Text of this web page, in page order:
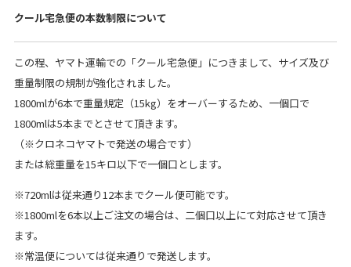
クール宅急便の本数制限について
この程、ヤマト運輸での「クール宅急便」につきまして、サイズ及び
重量制限の規制が強化されました。
1800mlが6本で重量規定（15kg）をオーバーするため、一個口で
1800mlは5本までとさせて頂きます。
（※クロネコヤマトで発送の場合です）
または総重量を15キロ以下で一個口とします。
※720mlは従来通り12本までクール便可能です。
※1800mlを6本以上ご注文の場合は、二個口以上にて対応させて頂き
ます。
※常温便については従来通りで発送します。